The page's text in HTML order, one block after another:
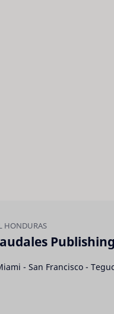
- San Francisco -